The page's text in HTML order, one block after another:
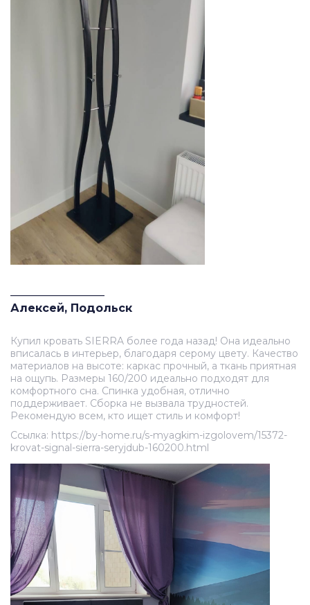
Алексей, Подольск
Купил кровать SIERRA более года назад! Она идеально
вписалась в интерьер, благодаря серому цвету. Качество
материалов на высоте: каркас прочный, а ткань приятная
на ощупь. Размеры 160/200 идеально подходят для
комфортного сна. Спинка удобная, отлично
поддерживает. Сборка не вызвала трудностей.
Рекомендую всем, кто ищет стиль и комфорт!
Ссылка: https://by-home.ru/s-myagkim-izgolovem/15372-
krovat-signal-sierra-seryjdub-160200.html